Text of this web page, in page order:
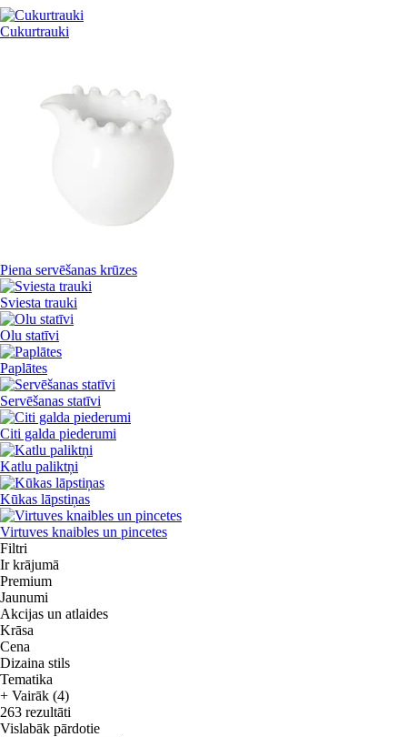
Cukurtrauki
Piena servēšanas krūzes
Sviesta trauki
Olu statīvi
Paplātes
Servēšanas statīvi
Citi galda piederumi
Katlu paliktņi
Kūkas lāpstiņas
Virtuves knaibles un pincetes
Filtri
Ir krājumā
Premium
Jaunumi
Akcijas un atlaides
Krāsa
Cena
Dizaina stils
Tematika
+ Vairāk (4)
263 rezultāti
Vislabāk pārdotie